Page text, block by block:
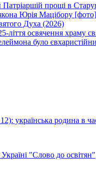
Патріаршій прощі в
Юрія Мацібору [фото]
Духа (2026)
ліття освячення храму
було
українська родина
"Слово до освітян"